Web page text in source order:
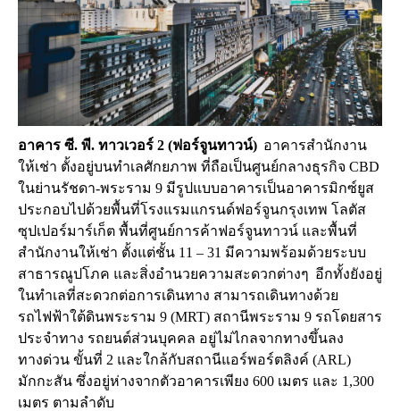
อาคาร ซี. พี. ทาวเวอร์ 2 (ฟอร์จูนทาวน์) อาคารสำนักงาน
ให้เช่า ตั้งอยู่บนทำเลศักยภาพ ที่ถือเป็นศูนย์กลางธุรกิจ CBD
ในย่านรัชดา-พระราม 9 มีรูปแบบอาคารเป็นอาคารมิกซ์ยูส
ประกอบไปด้วยพื้นที่โรงแรมแกรนด์ฟอร์จูนกรุงเทพ โลตัส
ซุปเปอร์มาร์เก็ต พื้นที่ศูนย์การค้าฟอร์จูนทาวน์ และพื้นที่
สำนักงานให้เช่า ตั้งแต่ชั้น 11 – 31 มีความพร้อมด้วยระบบ
สาธารณูปโภค และสิ่งอำนวยความสะดวกต่างๆ อีกทั้งยังอยู่
ในทำเลที่สะดวกต่อการเดินทาง สามารถเดินทางด้วย
รถไฟฟ้าใต้ดินพระราม 9 (MRT) สถานีพระราม 9 รถโดยสาร
ประจำทาง รถยนต์ส่วนบุคคล อยู่ไม่ไกลจากทางขึ้นลง
ทางด่วน ขั้นที่ 2 และใกล้กับสถานีแอร์พอร์ตลิงค์ (ARL)
มักกะสัน ซึ่งอยู่ห่างจากตัวอาคารเพียง 600 เมตร และ 1,300
เมตร ตามลำดับ